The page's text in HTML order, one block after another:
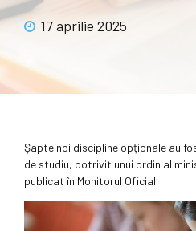
17 aprilie 2025
Şapte noi discipline opţionale au
de studiu, potrivit unui ordin al
publicat în Monitorul Oficial.